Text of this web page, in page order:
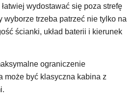
wydostawać się poza strefę
wyborze trzeba patrzeć nie tylko na
ścianki, układ baterii i kierunek
ograniczenie
może być klasyczna kabina z